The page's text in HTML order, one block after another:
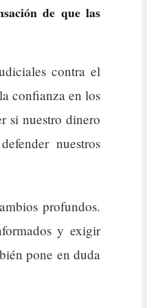
de que las
contra el
confianza en los
si nuestro dinero
nuestros
profundos.
y exigir
pone en duda